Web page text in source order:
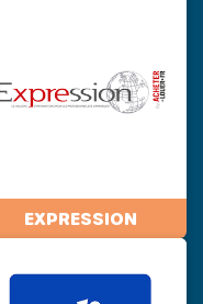
EXPRESSION